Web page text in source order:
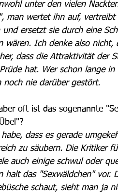
unter den vielen
man wertet ihn auf, vertreibt
ersetzt sie durch eine
wären. Ich denke also nicht,
dass die Attraktivität der
hat. Wer schon lange
noch nie darüber gestört.
oft ist das sogenannte
dass es gerade
zu säubern. Die Kritiker
auch einige schwul oder
halt das "Sexwäldchen" vor.
schaut, sieht man ja